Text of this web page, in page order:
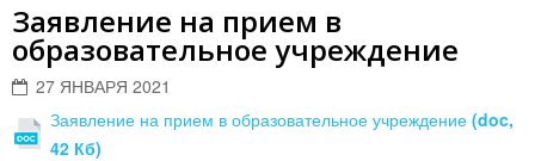
Заявление на прием в
образовательное учреждение
27 ЯНВАРЯ 2021
Заявление на прием в образовательное учреждение (doc,
42 Кб)